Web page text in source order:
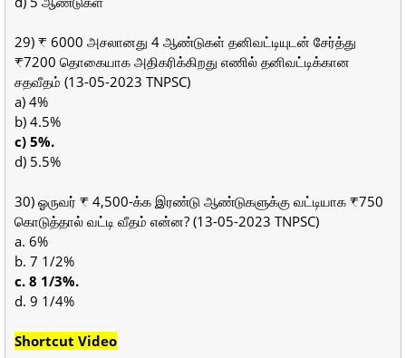
29) ₹ 6000 அசலானது 4 ஆண்டுகள் தனிவட்டியுடன் சேர்த்து
₹7200 தொகையாக அதிகரிக்கிறது எணில் தனிவட்டிக்கான
சதவீதம் (13-05-2023 TNPSC)
a) 4%
b) 4.5%
c) 5%.
d) 5.5%
30) ஓருவர் ₹ 4,500-க்க இரண்டு ஆண்டுகளுக்கு வட்டியாக ₹750
கொடுத்தால் வட்டி வீதம் என்ன? (13-05-2023 TNPSC)
a. 6%
b. 7 1/2%
c. 8 1/3%.
d. 9 1/4%
Shortcut Video